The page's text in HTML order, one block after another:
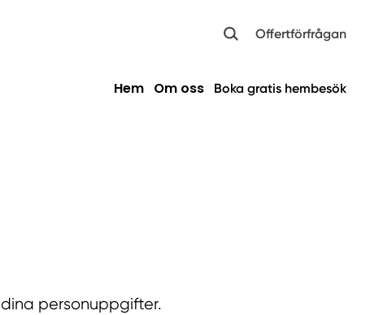
Offertförfrågan
Hem Om oss Boka gratis hembesök
personuppgifter.